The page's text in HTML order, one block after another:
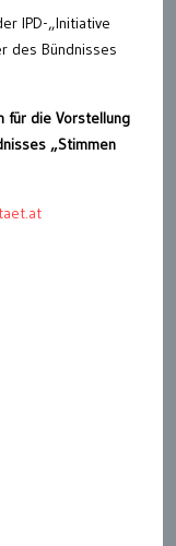
IPD-„Initiative
des Bündnisses
für die Vorstellung
„Stimmen